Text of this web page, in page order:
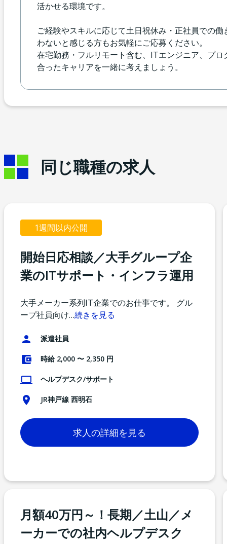
活かせる環境です。
ご経験やスキルに応じて土日祝休み・正社員での
わないと感じる方もお気軽にご応募ください。
在宅勤務・フルリモート含む、ITエンジニア、プ
合ったキャリアを一緒に考えましょう。
同じ職種の求人
1週間以内公開
開始日応相談／大手グループ企
業のITサポート・インフラ運用
大手メーカー系列IT企業でのお仕事です。 グル
ープ社員向け…続きを見る
派遣社員
時給 2,000 〜 2,350 円
ヘルプデスク/サポート
JR神戸線 西明石
求人の詳細を見る
月額40万円～！長期／土山／メ
ーカーでの社内ヘルプデスク